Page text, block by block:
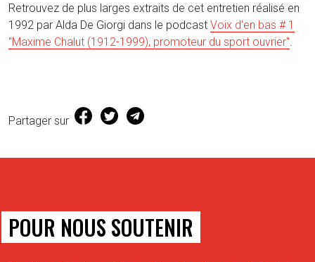
Retrouvez de plus larges extraits de cet entretien réalisé en
1992 par Alda De Giorgi dans le podcast Voix d'en bas # 1
"Maxime Chalut (1912-1999), promoteur du sport ouvrier".
Partager sur (s'ouvre dans une nouvelle fenêtre)
(s'ouvre dans une nouvelle fenêtre)
POUR NOUS SOUTENIR